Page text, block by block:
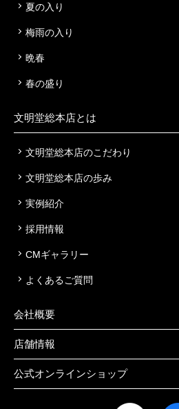
夏の入り
梅雨の入り
晩春
春の盛り
文明堂総本店とは
文明堂総本店のこだわり
文明堂総本店の歩み
実例紹介
採用情報
CMギャラリー
よくあるご質問
会社概要
店舗情報
公式オンラインショップ